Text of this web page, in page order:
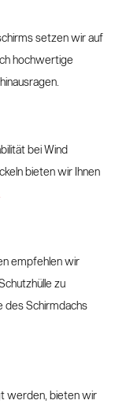
setzen wir auf
hochwertige
bei Wind
bieten wir Ihnen
empfehlen wir
zu
des Schirmdachs
werden, bieten wir